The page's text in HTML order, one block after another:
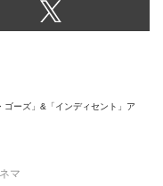
ゴーズ」&「インディセント」ア
マ